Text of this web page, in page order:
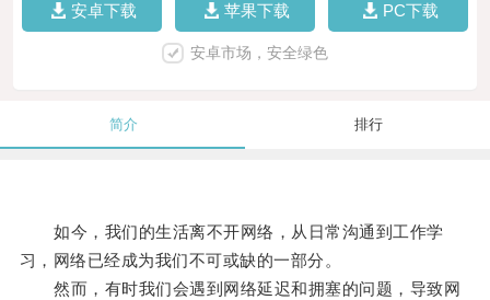
安卓下载 苹果下载 PC下载
安卓市场，安全绿色
简介 排行
如今，我们的生活离不开网络，从日常沟通到工作学
习，网络已经成为我们不可或缺的一部分。
然而，有时我们会遇到网络延迟和拥塞的问题，导致网